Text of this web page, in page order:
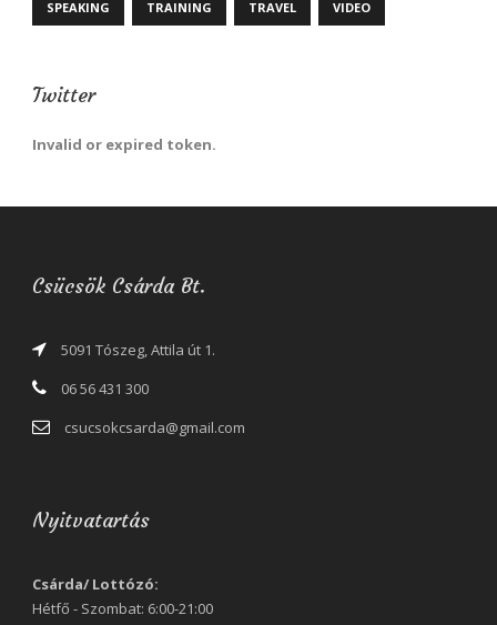
SPEAKING TRAINING TRAVEL VIDEO
Twitter
Invalid or expired token.
Csücsök Csárda Bt.
5091 Tószeg, Attila út 1.
06 56 431 300
csucsokcsarda@gmail.com
Nyitvatartás
Csárda/ Lottózó:
Hétfő - Szombat: 6:00-21:00